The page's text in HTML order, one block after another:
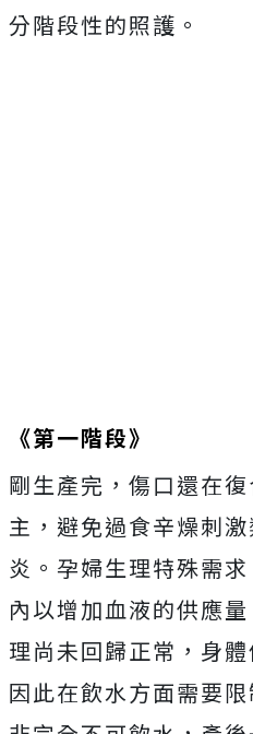
分階段性的照護。
《第一階段》
剛生產完，傷口還在
主，避免過食辛燥刺
炎。孕婦生理特殊需
內以增加血液的供應
理尚未回歸正常，身
因此在飲水方面需要